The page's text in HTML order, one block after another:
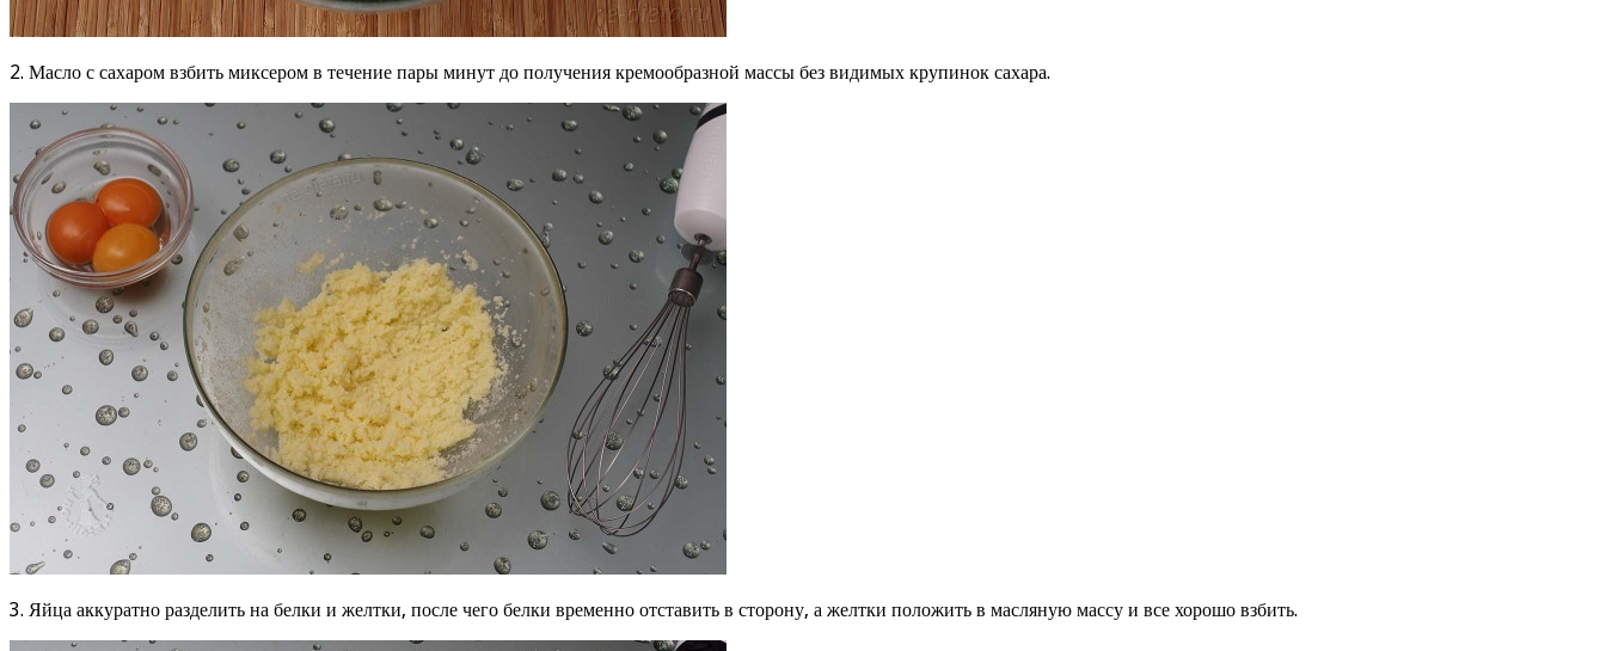
2. Масло с сахаром взбить миксером в течение пары минут до получения кремообразной массы без видимых крупинок сахара.
3. Яйца аккуратно разделить на белки и желтки, после чего белки временно отставить в сторону, а желтки положить в масляную массу и все хорошо взбить.